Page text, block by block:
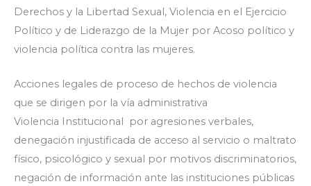
Derechos y la Libertad Sexual, Violencia en el Ejercicio
Político y de Liderazgo de la Mujer por Acoso político y
violencia política contra las mujeres.
Acciones legales de proceso de hechos de violencia
que se dirigen por la vía administrativa
Violencia Institucional por agresiones verbales,
denegación injustificada de acceso al servicio o maltrato
físico, psicológico y sexual por motivos discriminatorios,
negación de información ante las instituciones públicas